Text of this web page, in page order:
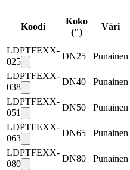
Koodi
Koko
(")
Väri
LDPTFEXX-
025
DN25
Punainen
LDPTFEXX-
038
DN40
Punainen
LDPTFEXX-
051
DN50
Punainen
LDPTFEXX-
063
DN65
Punainen
LDPTFEXX-
080
DN80
Punainen